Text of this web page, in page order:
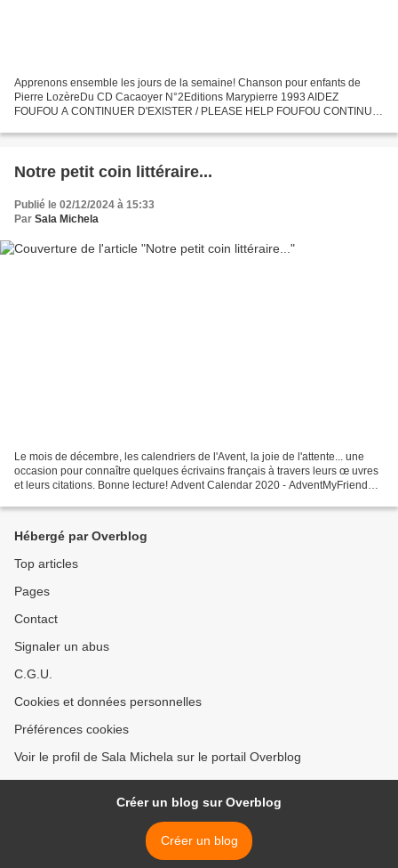
Apprenons ensemble les jours de la semaine! Chanson pour enfants de
Pierre LozèreDu CD Cacaoyer N°2Editions Marypierre 1993 AIDEZ
FOUFOU A CONTINUER D'EXISTER / PLEASE HELP FOUFOU CONTINUE
channelhttps://www.patreon.com/foufouchannelEbook... Seret...
Notre petit coin littéraire...
Publié le 02/12/2024 à 15:33
Par Sala Michela
Le mois de décembre, les calendriers de l'Avent, la joie de l'attente... une
occasion pour connaître quelques écrivains français à travers leurs œ uvres
et leurs citations. Bonne lecture! Advent Calendar 2020 - AdventMyFriend
Hébergé par Overblog
Top articles
Pages
Contact
Signaler un abus
C.G.U.
Cookies et données personnelles
Préférences cookies
Voir le profil de Sala Michela sur le portail Overblog
Créer un blog sur Overblog
Créer un blog